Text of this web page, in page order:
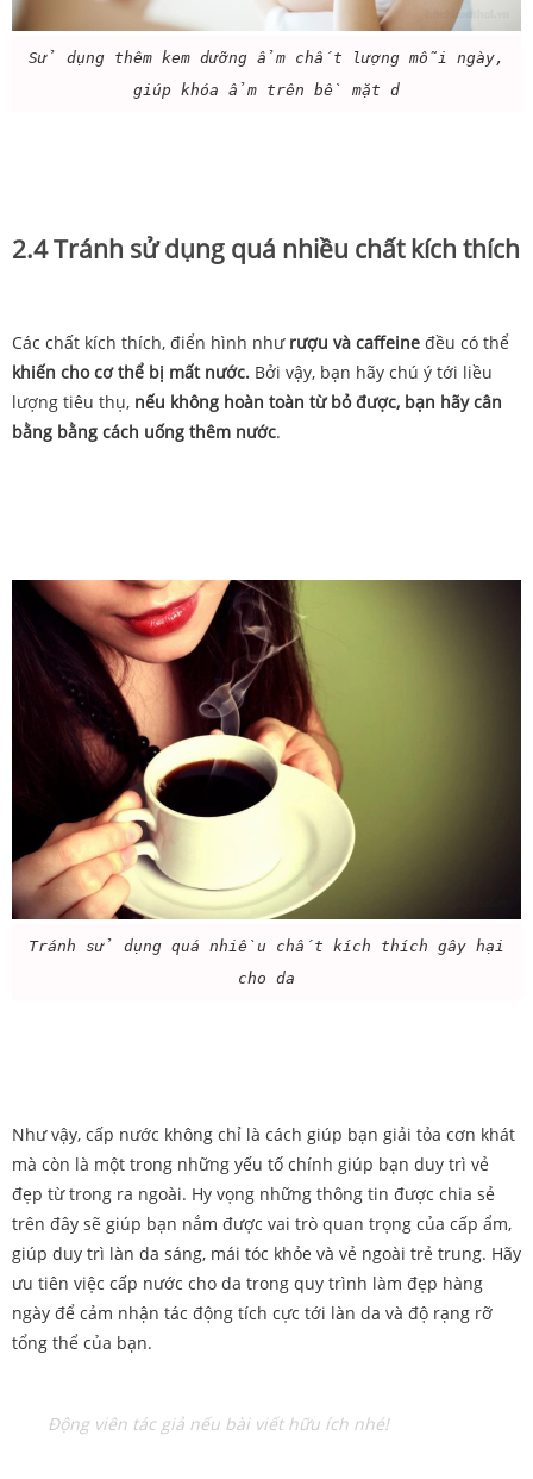
Sử dụng thêm kem dưỡng ẩm chất lượng mỗi ngày,
giúp khóa ẩm trên bề mặt d
2.4 Tránh sử dụng quá nhiều chất kích thích
Các chất kích thích, điển hình nhưrượu và caffeine đều có thể
khiến cho cơ thể bị mất nước. Bởi vậy, bạn hãy chú ý tới liều
lượng tiêu thụ, nếu không hoàn toàn từ bỏ được, bạn hãy cân
bằng bằng cách uống thêm nước.
Tránh sử dụng quá nhiều chất kích thích gây hại
cho da
Như vậy, cấp nước không chỉ là cách giúp bạn giải tỏa cơn khát
mà còn là một trong những yếu tố chính giúp bạn duy trì vẻ
đẹp từ trong ra ngoài. Hy vọng những thông tin được chia sẻ
trên đây sẽ giúp bạn nắm được vai trò quan trọng của cấp ẩm,
giúp duy trì làn da sáng, mái tóc khỏe và vẻ ngoài trẻ trung. Hãy
ưu tiên việc cấp nước cho da trong quy trình làm đẹp hàng
ngày để cảm nhận tác động tích cực tới làn da và độ rạng rỡ
tổng thể của bạn.
Động viên tác giả nếu bài viết hữu ích nhé!